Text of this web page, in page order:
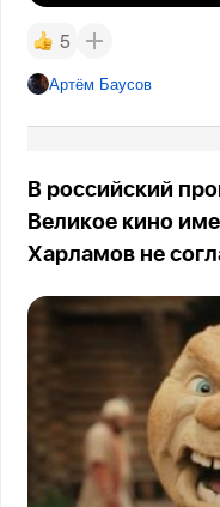
5
Артём Баусов
В российский
Великое кино
Харламов не